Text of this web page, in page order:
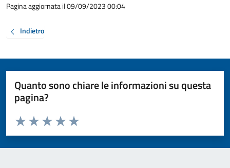
Pagina aggiornata il 09/09/2023 00:04
Indietro
Quanto sono chiare le informazioni su questa
pagina?
Valuta da 1 a 5 stelle la pagina
Valuta 5 stelle su 5
Valuta 4 stelle su 5
Valuta 3 stelle su 5
Valuta 2 stelle su 5
Valuta 1 stelle su 5